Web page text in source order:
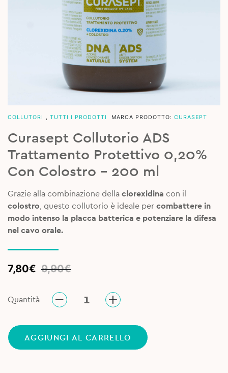
COLLUTORI , TUTTI I PRODOTTI MARCA PRODOTTO: CURASEPT
Curasept Collutorio ADS
Trattamento Protettivo 0,20%
Con Colostro – 200 ml
Grazie alla combinazione della clorexidina con il
colostro, questo collutorio è ideale per combattere in
modo intenso la placca batterica e potenziare la difesa
nel cavo orale.
9,90€
Original
9,90€.
7,80€
Current
7,80€.
Quantità
AGGIUNGI AL CARRELLO